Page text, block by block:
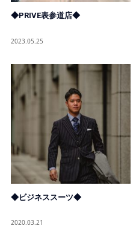
◆PRIVE表参道店◆
2023.05.25
◆ビジネススーツ◆
2020.03.21